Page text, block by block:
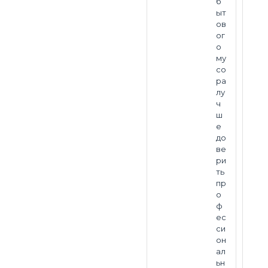
ыт
ов
ог
о
му
со
ра
лу
ч
ш
е
до
ве
ри
ть
пр
о
ф
ес
си
он
ал
ьн